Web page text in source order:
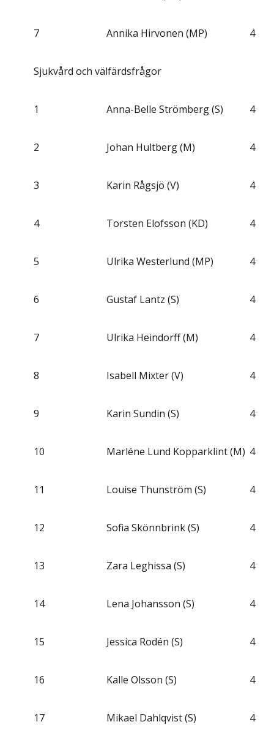
7 Annika Hirvonen (MP) 4
Sjukvård och välfärdsfrågor
1 Anna-Belle Strömberg (S) 4
2 Johan Hultberg (M) 4
3 Karin Rågsjö (V) 4
4 Torsten Elofsson (KD) 4
5 Ulrika Westerlund (MP) 4
6 Gustaf Lantz (S) 4
7 Ulrika Heindorff (M) 4
8 Isabell Mixter (V) 4
9 Karin Sundin (S) 4
10 Marléne Lund Kopparklint (M) 4
11 Louise Thunström (S) 4
12 Sofia Skönnbrink (S) 4
13 Zara Leghissa (S) 4
14 Lena Johansson (S) 4
15 Jessica Rodén (S) 4
16 Kalle Olsson (S) 4
17 Mikael Dahlqvist (S) 4